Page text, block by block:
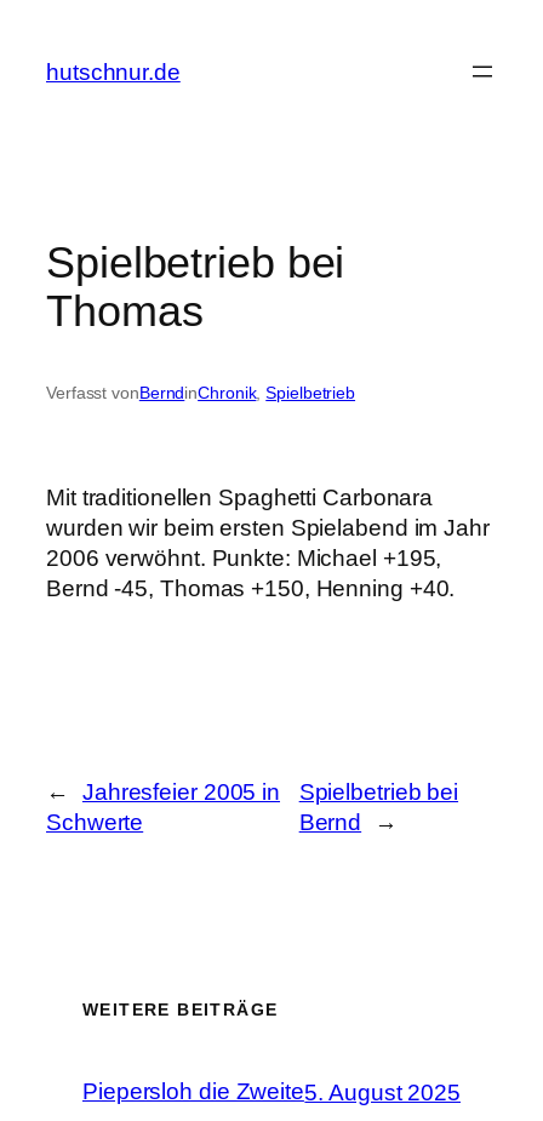
springen
hutschnur.de
Spielbetrieb bei
Thomas
Verfasst vonBerndinChronik, Spielbetrieb
Mit traditionellen Spaghetti Carbonara
wurden wir beim ersten Spielabend im Jahr
2006 verwöhnt. Punkte: Michael +195,
Bernd -45, Thomas +150, Henning +40.
←
Jahresfeier 2005 in
Schwerte
Spielbetrieb bei
Bernd
→
WEITERE BEITRÄGE
Piepersloh die Zweite5. August 2025